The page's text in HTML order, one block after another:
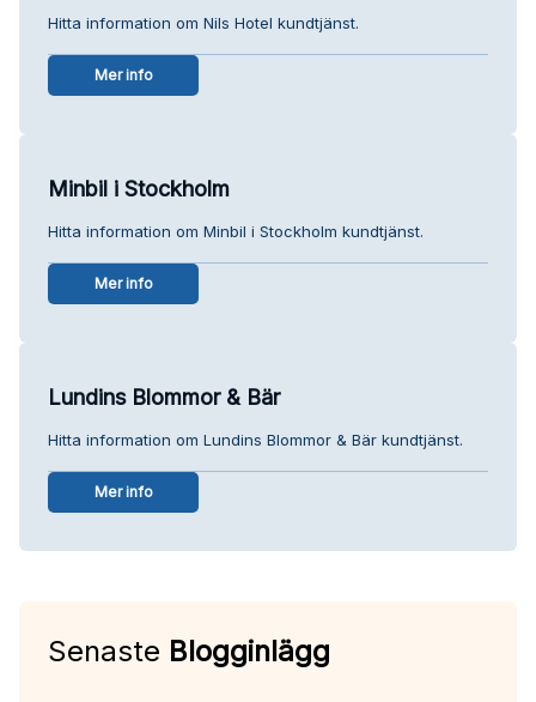
Hitta information om Nils Hotel kundtjänst.
Mer info
Minbil i Stockholm
Hitta information om Minbil i Stockholm kundtjänst.
Mer info
Lundins Blommor & Bär
Hitta information om Lundins Blommor & Bär kundtjänst.
Mer info
Senaste Blogginlägg